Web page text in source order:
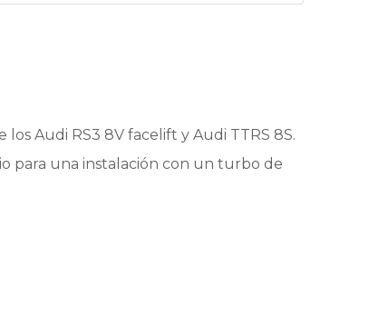
Audi RS3 8V facelift y Audi TTRS 8S.
para una instalación con un turbo de